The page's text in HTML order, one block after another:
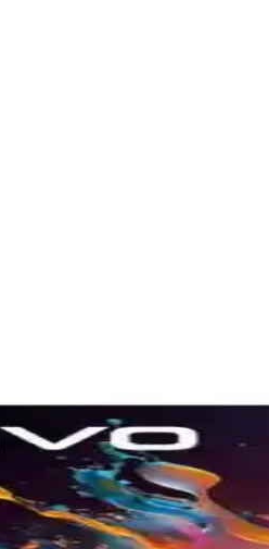
2023: Özellikler ve
en iyi markalar kullanıcı
4K Ultra HD QLED Smart